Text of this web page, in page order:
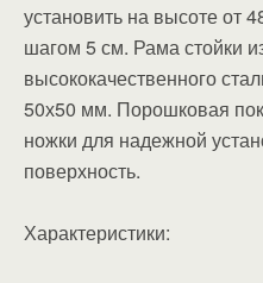
установить на высоте от
шагом 5 см. Рама стойки
высококачественного
50х50 мм. Порошковая
ножки для надежной
поверхность.
Характеристики: